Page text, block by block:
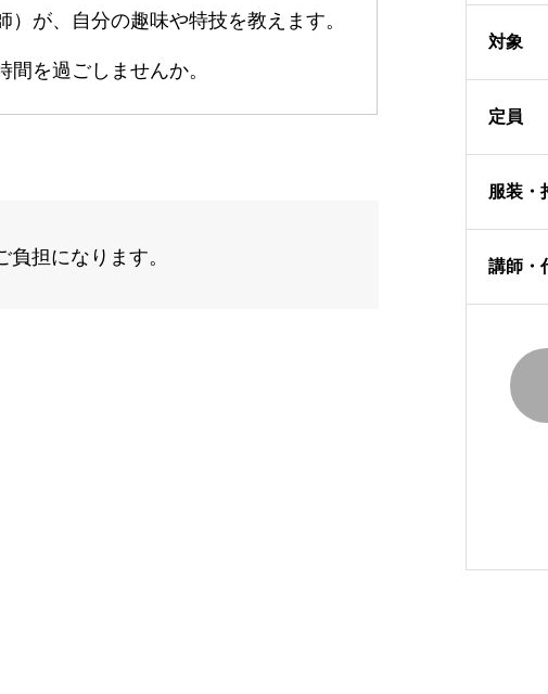
が、自分の趣味や特技を教えます。
を過ごしませんか。
担になります。
対象
定員
服装・
講師・